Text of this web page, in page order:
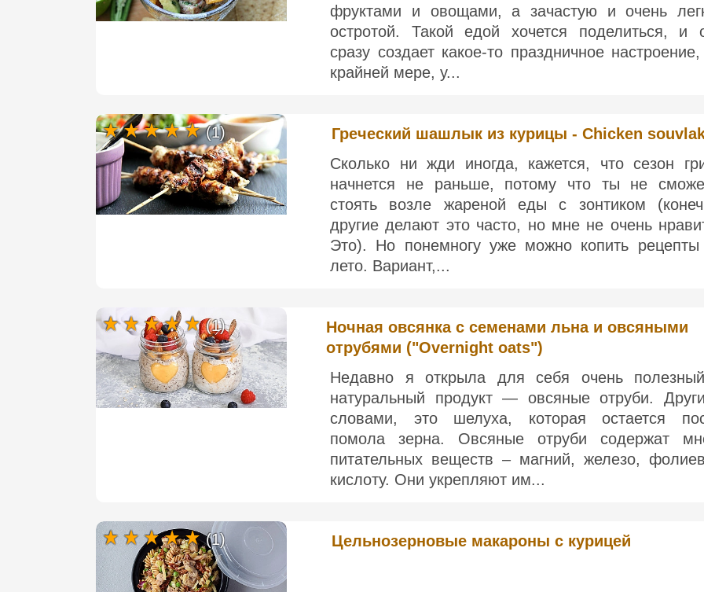
фруктами и овощами, а зачастую и очень
остротой. Такой едой хочется поделиться, и
сразу создает какое-то праздничное
крайней мере, у...
Греческий шашлык из курицы - Chicken
Сколько ни жди иногда, кажется, что сезон
начнется не раньше, потому что ты не
стоять возле жареной еды с зонтиком
другие делают это часто, но мне не очень
Это). Но понемногу уже можно копить
лето. Вариант,...
(1)
Ночная овсянка с семенами льна и овсяными
отрубями ("Overnight oats")
Недавно я открыла для себя очень
натуральный продукт — овсяные отруби.
словами, это шелуха, которая остается
помола зерна. Овсяные отруби содержат
питательных веществ – магний, железо,
кислоту. Они укрепляют им...
(1)
Цельнозерновые макароны с курицей
(1)